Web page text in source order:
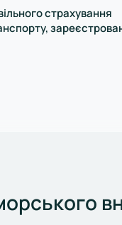
страхування
за № 0716006